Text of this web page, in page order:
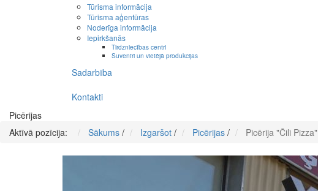
Tūrisma informācija
Tūrisma aģentūras
Noderīga informācija
Iepirkšanās
Tirdzniecības centri
Suvenīri un vietējā produkcijas
Sadarbība
Kontakti
Picērijas
Aktīvā pozīcija:
Sākums / Izgaršot / Picērijas / Picērija "Čili Pizza"